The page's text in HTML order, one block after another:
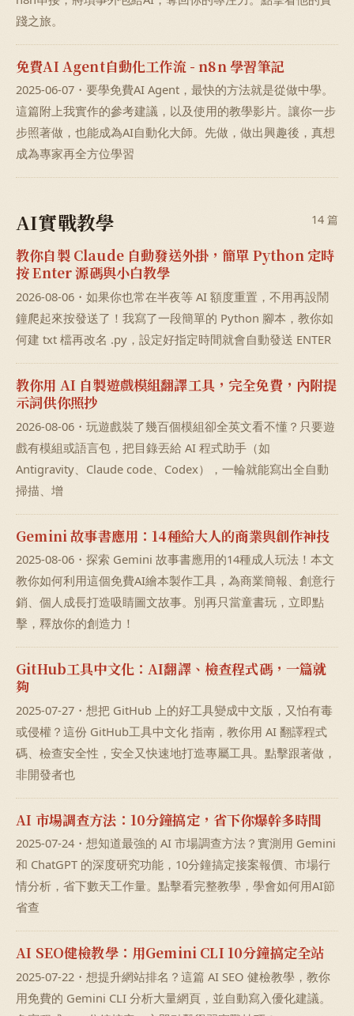
踐之旅。
免費AI Agent自動化工作流 - n8n 學習筆記
2025-06-07・要學免費AI Agent，最快的方法就是從做中學。
這篇附上我實作的參考建議，以及使用的教學影片。讓你一步
步照著做，也能成為AI自動化大師。先做，做出興趣後，真想
成為專家再全方位學習
AI實戰教學 14 篇
教你自製 Claude 自動發送外掛，簡單 Python 定時
按 Enter 源碼與小白教學
2026-08-06・如果你也常在半夜等 AI 額度重置，不用再設鬧
鐘爬起來按發送了！我寫了一段簡單的 Python 腳本，教你如
何建 txt 檔再改名 .py，設定好指定時間就會自動發送 ENTER
教你用 AI 自製遊戲模組翻譯工具，完全免費，內附提
示詞供你照抄
2026-08-06・玩遊戲裝了幾百個模組卻全英文看不懂？只要遊
戲有模組或語言包，把目錄丟給 AI 程式助手（如
Antigravity、Claude code、Codex），一輪就能寫出全自動
掃描、增
Gemini 故事書應用：14種給大人的商業與創作神技
2025-08-06・探索 Gemini 故事書應用的14種成人玩法！本文
教你如何利用這個免費AI繪本製作工具，為商業簡報、創意行
銷、個人成長打造吸睛圖文故事。別再只當童書玩，立即點
擊，釋放你的創造力！
GitHub工具中文化：AI翻譯、檢查程式碼，一篇就
夠
2025-07-27・想把 GitHub 上的好工具變成中文版，又怕有毒
或侵權？這份 GitHub工具中文化 指南，教你用 AI 翻譯程式
碼、檢查安全性，安全又快速地打造專屬工具。點擊跟著做，
非開發者也
AI 市場調查方法：10分鐘搞定，省下你爆幹多時間
2025-07-24・想知道最強的 AI 市場調查方法？實測用 Gemini
和 ChatGPT 的深度研究功能，10分鐘搞定接案報價、市場行
情分析，省下數天工作量。點擊看完整教學，學會如何用AI節
省查
AI SEO健檢教學：用Gemini CLI 10分鐘搞定全站
2025-07-22・想提升網站排名？這篇 AI SEO 健檢教學，教你
用免費的 Gemini CLI 分析大量網頁，並自動寫入優化建議。